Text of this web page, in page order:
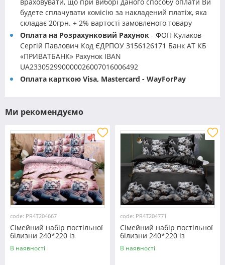
будете сплачувати комісію за накладений платіж, яка
складає 20грн. + 2% вартості замовленого товару
Оплата на Розрахунковий Рахунок - ФОП Кулаков
Сергій Павлович Код ЄДРПОУ 3156126171 Банк АТ КБ
«ПРИВАТБАНК» Рахунок IBAN
UA233052990000026007016006492
Оплата карткою Visa, Mastercard - WayForPay
Ми рекомендуємо
code: PR4T204667
Сімейний набір постільної
білизни 240*220 із
полікотону №204667
Черешенька™
В наявності
code: PR4T204771
Сімейний набір постільної
білизни 240*220 із
полікотону №204771
Черешенька™
В наявності